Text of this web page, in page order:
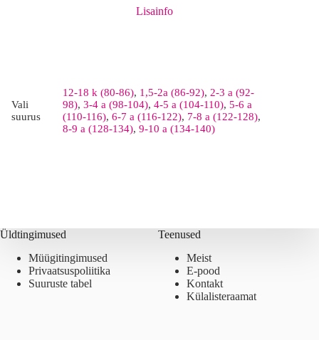
Lisainfo
Vali
suurus
12-18 k (80-86), 1,5-2a (86-92), 2-3 a (92-
98), 3-4 a (98-104), 4-5 a (104-110), 5-6 a
(110-116), 6-7 a (116-122), 7-8 a (122-128),
8-9 a (128-134), 9-10 a (134-140)
Üldtingimused
Müügitingimused
Privaatsuspoliitika
Suuruste tabel
Teenused
Meist
E-pood
Kontakt
Külalisteraamat